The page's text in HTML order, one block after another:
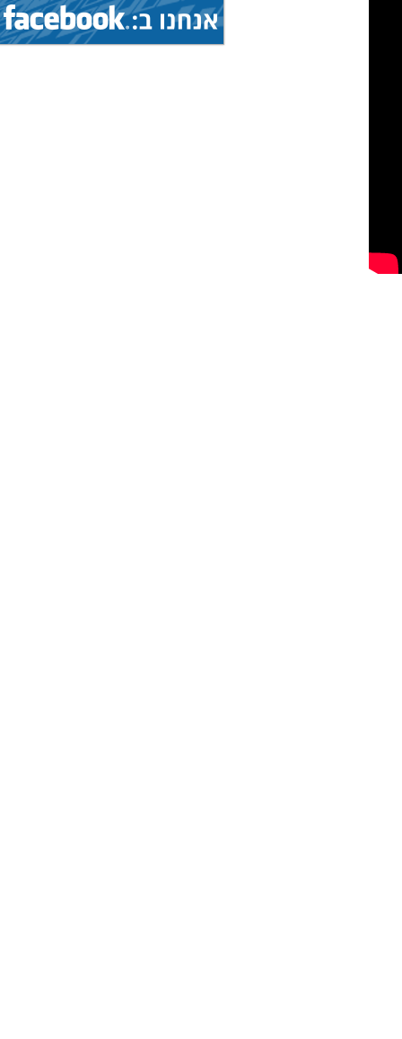
1.8.2026 - 9.8.2026
אליפות עולם...
(איגוד: ג'יו ג'יטסו)
הצג
5.8.2026 - 9.8.2026